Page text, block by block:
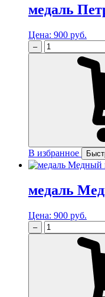
медаль
Цена: 900 руб.
–
В избранное
медаль
Цена: 900 руб.
–